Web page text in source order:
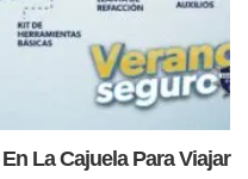
La Cajuela Para Viajar